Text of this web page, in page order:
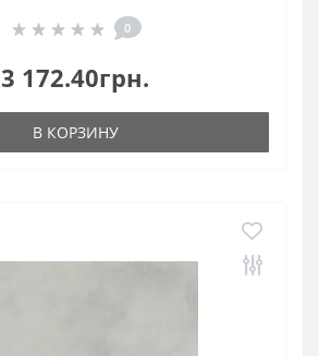
0
3 172.40грн.
В КОРЗИНУ